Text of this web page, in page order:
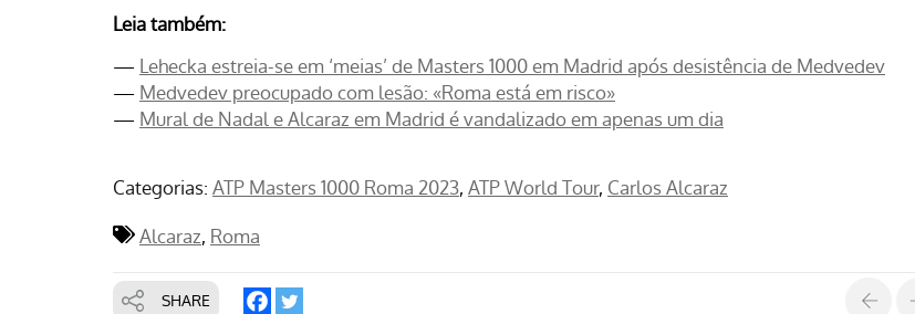
Leia também:
— Lehecka estreia-se em ‘meias’ de Masters 1000 em Madrid após desistência de Medvedev
— Medvedev preocupado com lesão: «Roma está em risco»
— Mural de Nadal e Alcaraz em Madrid é vandalizado em apenas um dia
Categorias: ATP Masters 1000 Roma 2023 ATP World Tour Carlos Alcaraz
Alcaraz Roma
SHARE